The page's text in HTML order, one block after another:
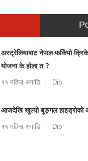
अस्ट्रेलियाबाट नेपाल फर्कियो
योजना के होला त ?
११ महिना अगाडि Dip
आजदेखि खुल्यो बुङ्गल हाइड्रोको
११ महिना अगाडि Dip